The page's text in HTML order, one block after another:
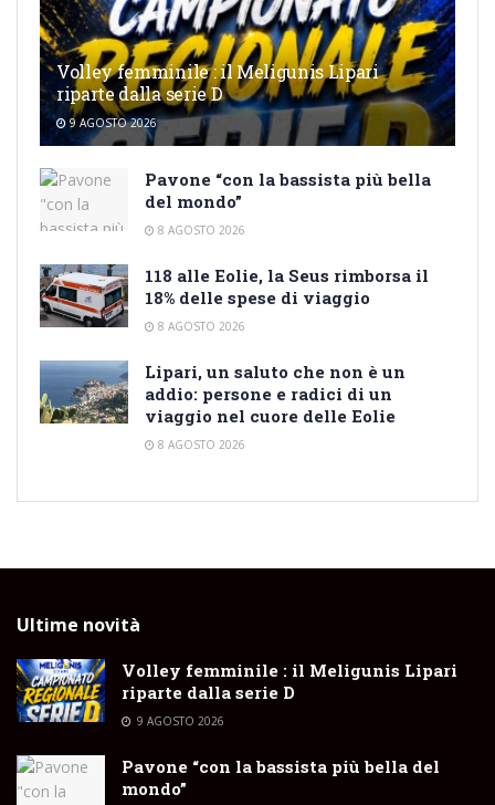
Volley femminile : il Meligunis Lipari
riparte dalla serie D
9 AGOSTO 2026
Pavone “con la bassista più bella
del mondo”
8 AGOSTO 2026
118 alle Eolie, la Seus rimborsa il
18% delle spese di viaggio
8 AGOSTO 2026
Lipari, un saluto che non è un
addio: persone e radici di un
viaggio nel cuore delle Eolie
8 AGOSTO 2026
Ultime novità
Volley femminile : il Meligunis Lipari
riparte dalla serie D
9 AGOSTO 2026
Pavone “con la bassista più bella del
mondo”